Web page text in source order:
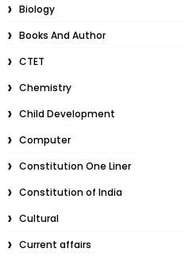
Biology
Books And Author
CTET
Chemistry
Child Development
Computer
Constitution One Liner
Constitution of India
Cultural
Current affairs